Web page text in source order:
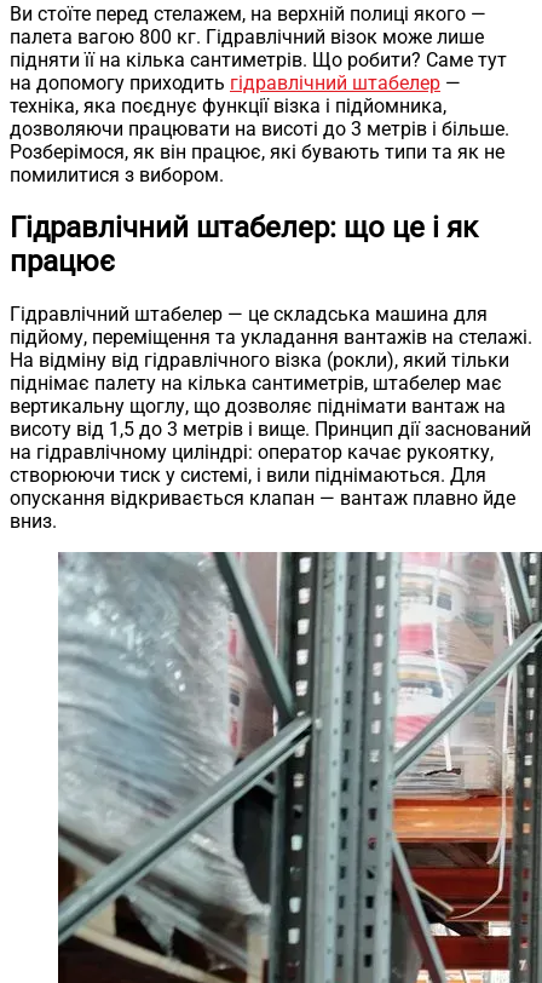
Ви стоїте перед стелажем, на верхній полиці якого —
палета вагою 800 кг. Гідравлічний візок може лише
підняти її на кілька сантиметрів. Що робити? Саме тут
на допомогу приходить гідравлічний штабелер —
техніка, яка поєднує функції візка і підйомника,
дозволяючи працювати на висоті до 3 метрів і більше.
Розберімося, як він працює, які бувають типи та як не
помилитися з вибором.
Гідравлічний штабелер: що це і як
працює
Гідравлічний штабелер — це складська машина для
підйому, переміщення та укладання вантажів на стелажі.
На відміну від гідравлічного візка (рокли), який тільки
піднімає палету на кілька сантиметрів, штабелер має
вертикальну щоглу, що дозволяє піднімати вантаж на
висоту від 1,5 до 3 метрів і вище. Принцип дії заснований
на гідравлічному циліндрі: оператор качає рукоятку,
створюючи тиск у системі, і вили піднімаються. Для
опускання відкривається клапан — вантаж плавно йде
вниз.